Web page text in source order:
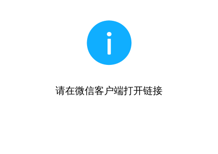
请在微信客户端打开链接